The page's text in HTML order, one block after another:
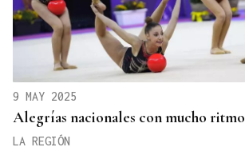
9 MAY 2025
Alegrías nacionales con mucho ritmo
LA REGIÓN